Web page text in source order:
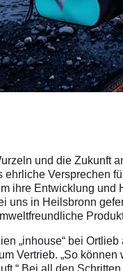
und die Zukunft
ehrliche Versprechen
ihre Entwicklung
uns in Heilsbronn
„inhouse“ bei
Vertrieb. „So
Bei all den